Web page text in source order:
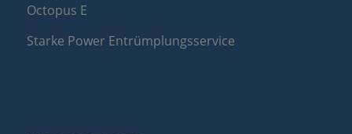
Octopus E
Starke Power Entrümplungsservice